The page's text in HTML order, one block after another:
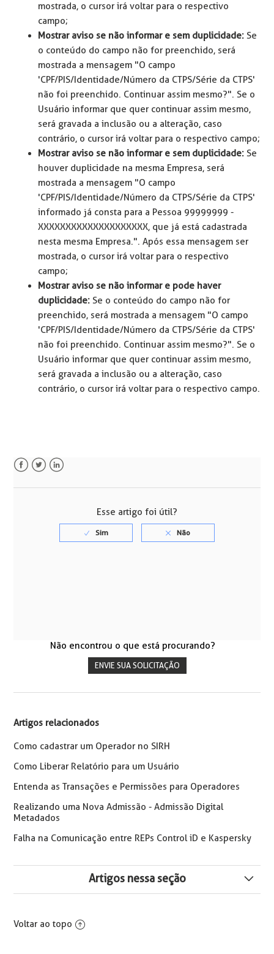
mostrada, o cursor irá voltar para o respectivo
campo;
Mostrar aviso se não informar e sem duplicidade: Se
o conteúdo do campo não for preenchido, será
mostrada a mensagem "O campo
'CPF/PIS/Identidade/Número da CTPS/Série da CTPS'
não foi preenchido. Continuar assim mesmo?". Se o
Usuário informar que quer continuar assim mesmo,
será gravada a inclusão ou a alteração, caso
contrário, o cursor irá voltar para o respectivo campo;
Mostrar aviso se não informar e sem duplicidade: Se
houver duplicidade na mesma Empresa, será
mostrada a mensagem "O campo
'CPF/PIS/Identidade/Número da CTPS/Série da CTPS'
informado já consta para a Pessoa 99999999 -
XXXXXXXXXXXXXXXXXXXX, que já está cadastrada
nesta mesma Empresa.". Após essa mensagem ser
mostrada, o cursor irá voltar para o respectivo
campo;
Mostrar aviso se não informar e pode haver
duplicidade: Se o conteúdo do campo não for
preenchido, será mostrada a mensagem "O campo
'CPF/PIS/Identidade/Número da CTPS/Série da CTPS'
não foi preenchido. Continuar assim mesmo?". Se o
Usuário informar que quer continuar assim mesmo,
será gravada a inclusão ou a alteração, caso
contrário, o cursor irá voltar para o respectivo campo.
Esse artigo foi útil?
Não encontrou o que está procurando?
ENVIE SUA SOLICITAÇÃO
Artigos relacionados
Como cadastrar um Operador no SIRH
Como Liberar Relatório para um Usuário
Entenda as Transações e Permissões para Operadores
Realizando uma Nova Admissão - Admissão Digital
Metadados
Falha na Comunicação entre REPs Control iD e Kaspersky
Artigos nessa seção
Operador pode abrir somente uma conexão por Módulo
(...)
Voltar ao topo